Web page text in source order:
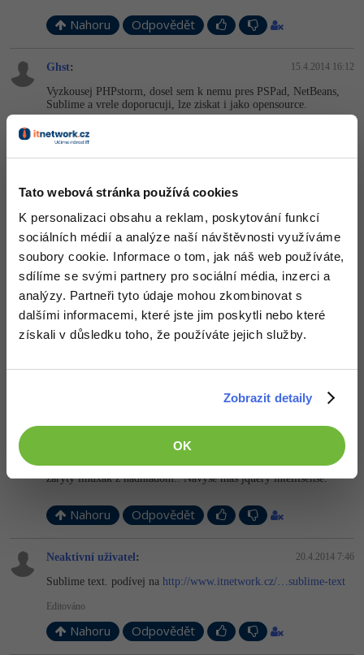
Tato webová stránka používá cookies
K personalizaci obsahu a reklam, poskytování funkcí
sociálních médií a analýze naší návštěvnosti využíváme
soubory cookie. Informace o tom, jak náš web používáte,
sdílíme se svými partnery pro sociální média, inzerci a
analýzy. Partneři tyto údaje mohou zkombinovat s
dalšími informacemi, které jste jim poskytli nebo které
získali v důsledku toho, že používáte jejich služby.
Zobrazit detaily
OK
Nahoru Odpovědět
Ghst: 15.4.2014 16:12
Vyzkousej PHPstorm, dosel sem k nemu pres PSPad, NetBeans,
Sublime a vrele doporucuji, lze ziskat i jako opensource.
Nahoru
Odpovídá na Ondrca
Juraj Mlich:
NetBeans
Nahoru Odpovědět
J@VA(Java)
Netbeans!!! Hodí se poté i pro PHP a JS
Nahoru Odpovědět
Ľuboš Čurgó: 20.4.2014 0:00
Pokial chces neskor presedlat na php tak phpstorm. Pokial na asp
tak visual studio ktore je najlepsie free IDE, a to ti potvrdi aj
zaryty linuxak z nadhladom.. Navyse mas jquery intellisense.
Nahoru Odpovědět
Neaktivní uživatel: 20.4.2014 7:46
Sublime text. podívej na http://www.itnetwork.cz/…sublime-text
Editováno
Nahoru Odpovědět